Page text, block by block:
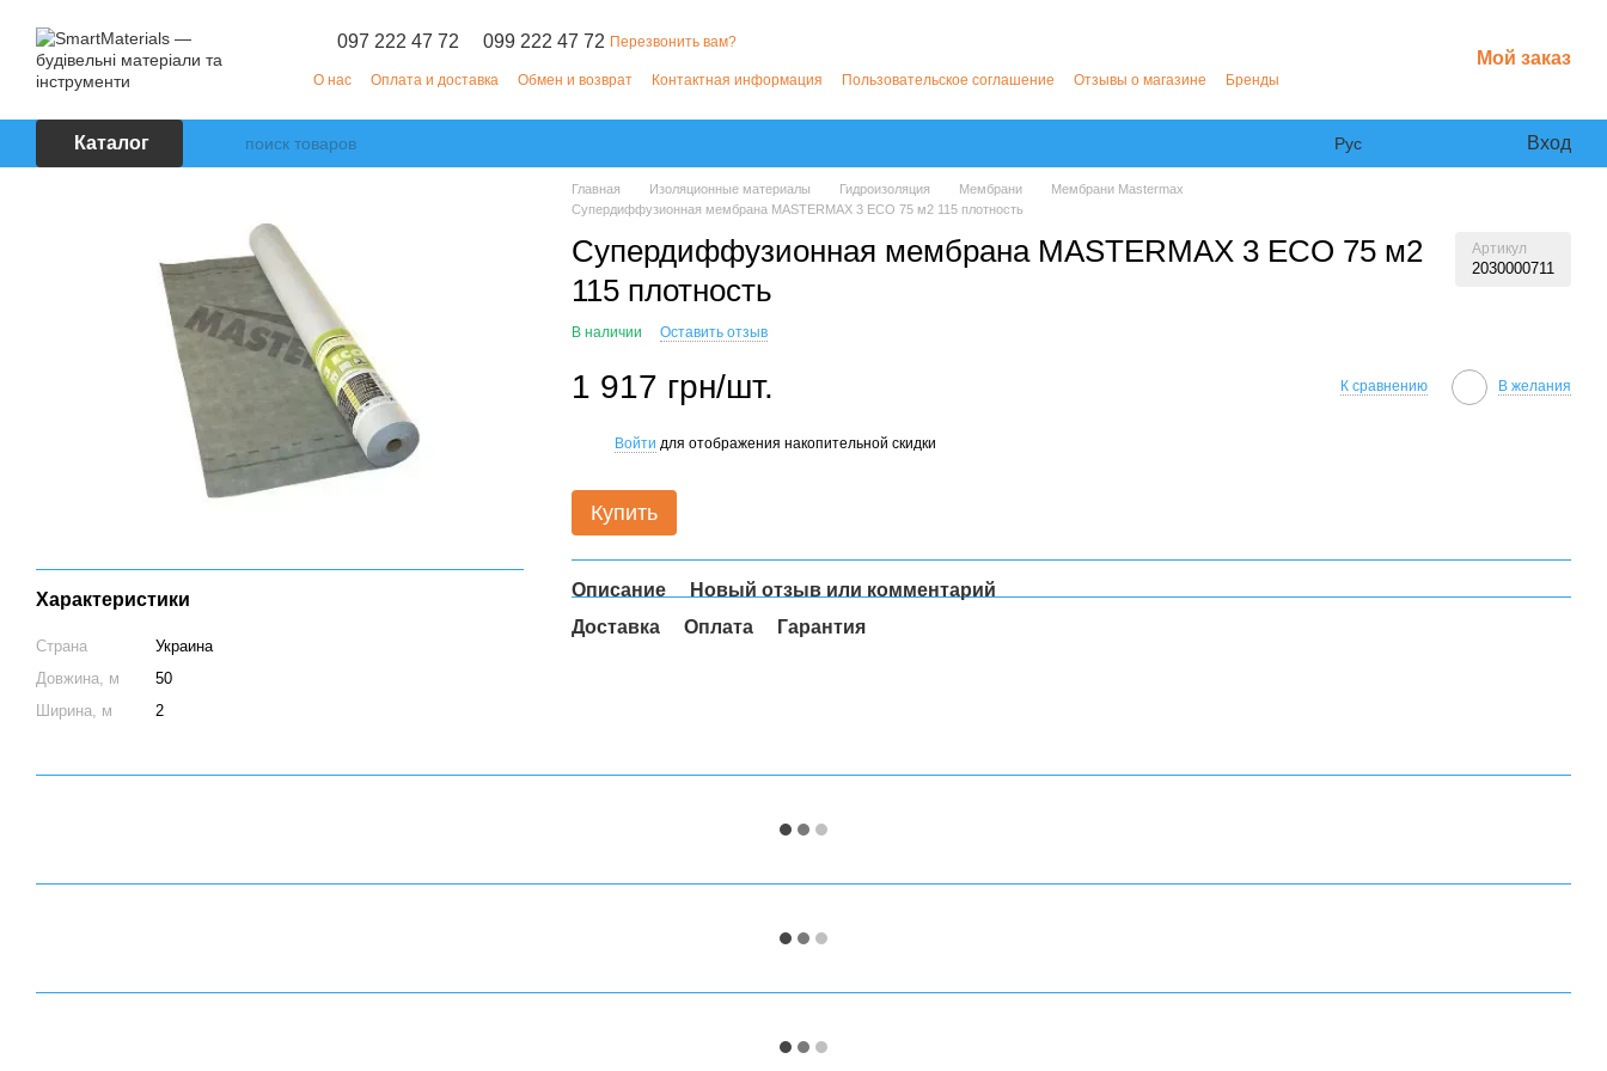
097 222 47 72 099 222 47 72 Перезвонить вам?
О нас Оплата и доставка Обмен и возврат Контактная информация Пользовательское соглашение Отзывы о магазине Бренды
Мой заказ
Каталог Рус Вход
Характеристики
Страна
Украина
Довжина, м
50
Ширина, м
2
Главная Изоляционные материалы Гидроизоляция Мембрани
Мембрани Mastermax
Супердиффузионная мембрана MASTERMAX 3 ECO 75 м2 115 плотность
Супердиффузионная мембрана MASTERMAX 3 ECO 75 м2
115 плотность
Артикул
2030000711
В наличии Оставить отзыв
1 917 грн/шт. К сравнению В желания
Войти для отображения накопительной скидки
Купить
Описание
Новый отзыв или комментарий
Доставка
Оплата Гарантия